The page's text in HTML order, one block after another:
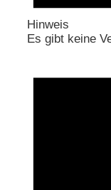
Hinweis
Es gibt keine